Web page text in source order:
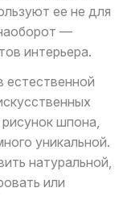
ее не для
—
интерьера.
естественной
шпона,
уникальной.
натуральной,
или